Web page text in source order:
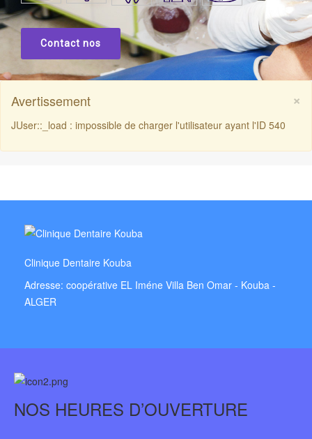
Contact nos
×
Avertissement
JUser::_load : impossible de charger l'utilisateur ayant l'ID 540
Clinique Dentaire Kouba
Adresse: coopérative EL Iméne Villa Ben Omar - Kouba -
ALGER
NOS HEURES D’OUVERTURE